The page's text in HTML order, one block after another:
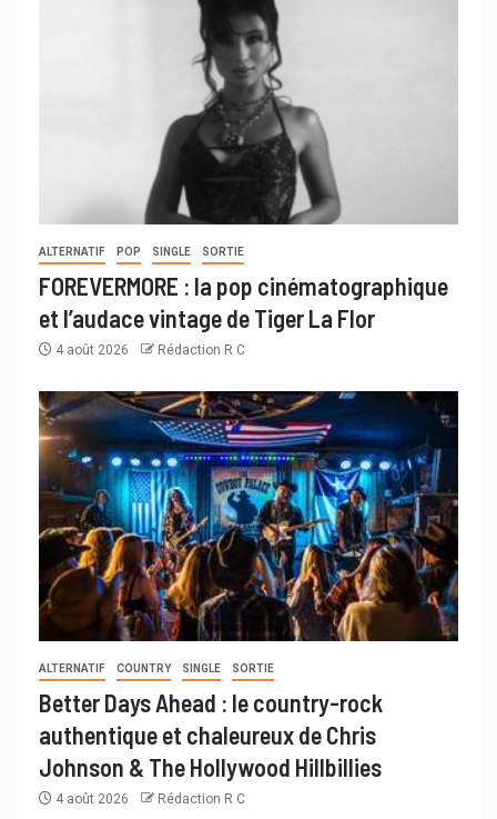
ALTERNATIF POP SINGLE SORTIE
FOREVERMORE : la pop cinématographique
et l’audace vintage de Tiger La Flor
4 août 2026 Rédaction R C
ALTERNATIF COUNTRY SINGLE SORTIE
Better Days Ahead : le country-rock
authentique et chaleureux de Chris
Johnson & The Hollywood Hillbillies
4 août 2026 Rédaction R C